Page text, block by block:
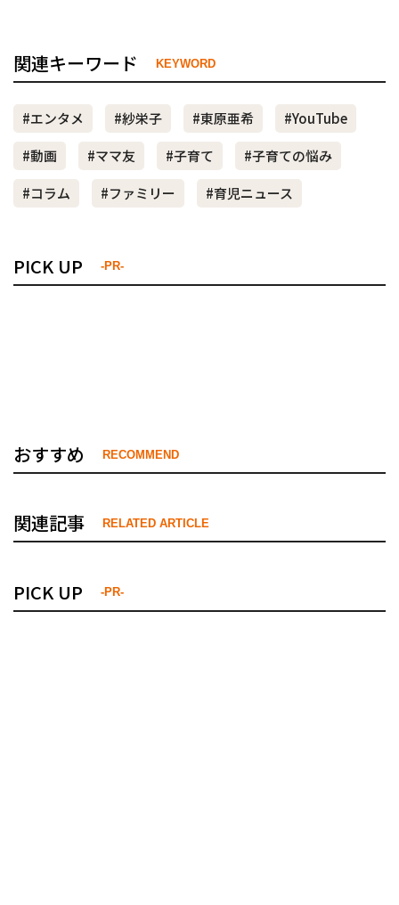
関連キーワード KEYWORD
#エンタメ #紗栄子 #東原亜希
#YouTube
#動画
#ママ友 #子育て
#子育ての悩み
#コラム
#ファミリー #育児ニュース
PICK UP -PR-
おすすめ RECOMMEND
関連記事 RELATED ARTICLE
PICK UP -PR-